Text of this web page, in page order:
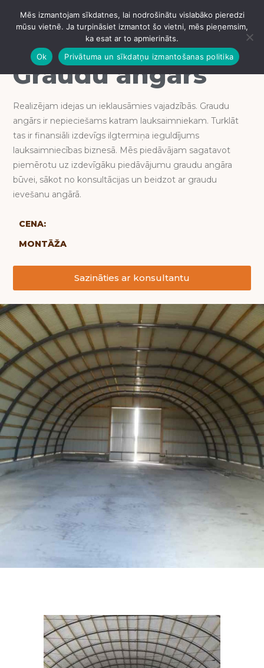
IZVĒLNE
Graudu angārs
Graudu angārs
Realizējam idejas un ieklausāmies vajadzībās. Graudu
angārs ir nepieciešams katram lauksaimniekam. Turklāt
tas ir finansiāli izdevīgs ilgtermiņa ieguldījums
lauksaimniecības biznesā. Mēs piedāvājam sagatavot
piemērotu uz izdevīgāku piedāvājumu graudu angāra
būvei, sākot no konsultācijas un beidzot ar graudu
ievešanu angārā.
CENA:
MONTĀŽA
Sazināties ar konsultantu
Mēs izmantojam sīkdatnes, lai nodrošinātu vislabāko pieredzi
mūsu vietnē. Ja turpināsiet izmantot šo vietni, mēs pieņemsim,
ka esat ar to apmierināts.
Ok
Privātuma un sīkdatņu izmantošanas politika